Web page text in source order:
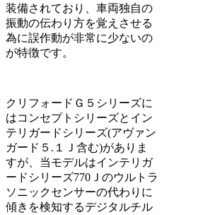
装備されており、車両独自の
振動の伝わり方を覚えさせる
為に誤作動が非常に少ないの
が特徴です。
クリフォードＧ５シリーズに
はコンセプトシリーズとイン
テリガードシリーズ(アヴァン
ガード５.１Ｊ含む)がありま
すが、当モデルはインテリガ
ードシリーズ770Ｊのウルトラ
ソニックセンサーの代わりに
傾きを検知するデジタルチル